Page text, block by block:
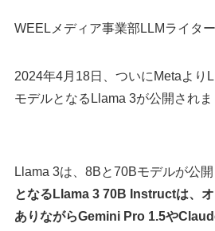
WEELメディア事業部LLMライタ
2024年4月18日、ついにMetaより
モデルとなるLlama 3が公開されま
Llama 3は、8Bと70Bモデルが公開
となるLlama 3 70B Instructは、
ありながらGemini Pro 1.5や